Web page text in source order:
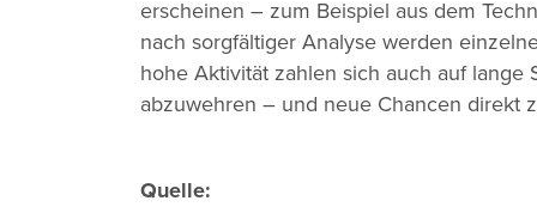
erscheinen – zum Beispiel aus dem
nach sorgfältiger Analyse werden
hohe Aktivität zahlen sich auch auf
abzuwehren – und neue Chancen direkt
Quelle: